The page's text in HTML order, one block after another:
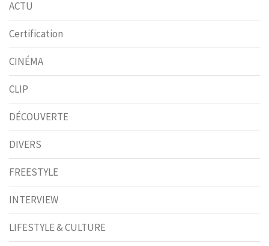
ACTU
Certification
CINÉMA
CLIP
DÉCOUVERTE
DIVERS
FREESTYLE
INTERVIEW
LIFESTYLE & CULTURE